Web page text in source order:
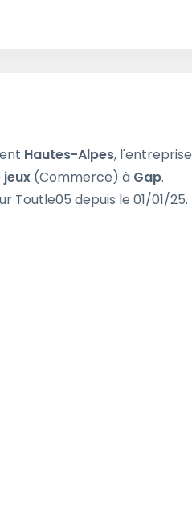
Hautes-Alpes, l'entreprise
jeux (Commerce) à Gap.
Toutle05 depuis le 01/01/25.